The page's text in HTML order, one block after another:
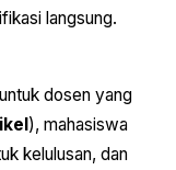
langsung.
dosen yang
), mahasiswa
kelulusan, dan